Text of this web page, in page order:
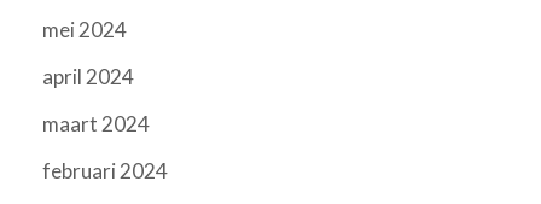
mei 2024
april 2024
maart 2024
februari 2024